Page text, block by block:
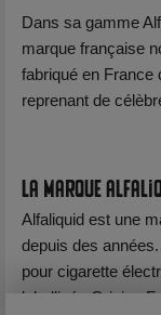
Dans sa gamme
marque française
fabriqué en France
reprenant de
La marque
Alfaliquid est une
depuis des
pour cigarette
labellisés Origine